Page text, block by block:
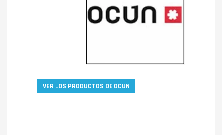
VER LOS PRODUCTOS DE OCUN